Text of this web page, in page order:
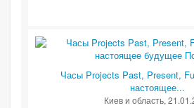
Часы Projects Past, Present,
настоящее...
Киев и область,